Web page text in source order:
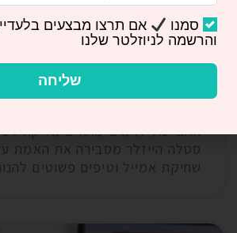
סודה ושיניים: האם מים
האם שתיית מים מוגזים מזיקה
סטלה הייזלר מסבירה את האמת
שחיקת אמייל וטיפים פשוטים
סמנו
אם תרצו מבצעים
והרשמה לניוזלטר שלנו
שליחה